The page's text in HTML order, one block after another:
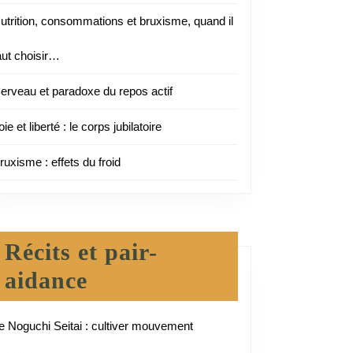
consommations et bruxisme, quand il
choisir…
et paradoxe du repos actif
et liberté : le corps jubilatoire
: effets du froid
Récits et pair-
aidance
Noguchi Seitai : cultiver mouvement